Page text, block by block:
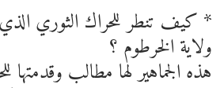
* كيف تنطر للحراك الثوري
ولاية الخرطوم ؟
هذه الجماهير لها مطالب وقدمتها